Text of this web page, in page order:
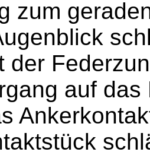
zum
der
auf